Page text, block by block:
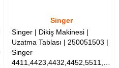
Singer
Singer | Dikiş Makinesi |
Uzatma Tablası | 250051503 |
Singer
4411,4423,4432,4452,5511,5523